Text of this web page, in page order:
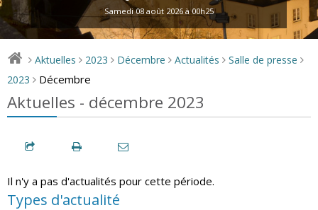
Samedi 08 août 2026 à 00h25
> Aktuelles > 2023 > Décembre > Actualités > Salle de presse >
2023 > Décembre
Aktuelles - décembre 2023
Il n'y a pas d'actualités pour cette période.
Types d'actualité